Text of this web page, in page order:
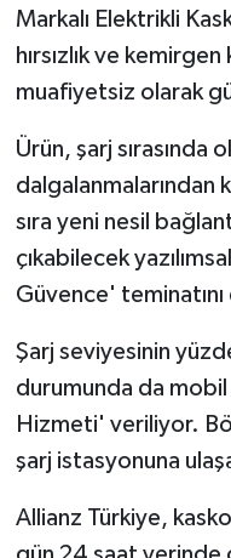
Markalı Elektrikli
hırsızlık ve
muafiyetsiz olarak
Ürün, şarj sırasında
dalgalanmalarından
sıra yeni nesil
çıkabilecek
Güvence'
Şarj seviyesinin
durumunda da mobil
Hizmeti' veriliyor.
şarj istasyonuna
Allianz Türkiye,